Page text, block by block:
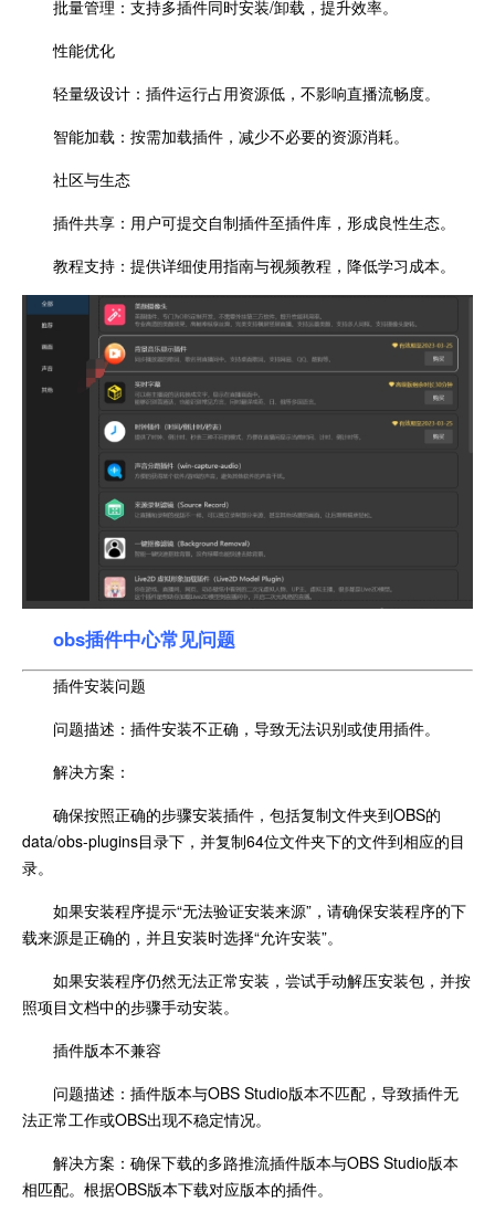
批量管理：支持多插件同时安装/卸载，提升效率。
性能优化
轻量级设计：插件运行占用资源低，不影响直播流畅度。
智能加载：按需加载插件，减少不必要的资源消耗。
社区与生态
插件共享：用户可提交自制插件至插件库，形成良性生态。
教程支持：提供详细使用指南与视频教程，降低学习成本。
obs插件中心常见问题
插件安装问题
问题描述：插件安装不正确，导致无法识别或使用插件。
解决方案：
确保按照正确的步骤安装插件，包括复制文件夹到OBS的
data/obs-plugins目录下，并复制64位文件夹下的文件到相应的目
录。
如果安装程序提示“无法验证安装来源”，请确保安装程序的下
载来源是正确的，并且安装时选择“允许安装”。
如果安装程序仍然无法正常安装，尝试手动解压安装包，并按
照项目文档中的步骤手动安装。
插件版本不兼容
问题描述：插件版本与OBS Studio版本不匹配，导致插件无
法正常工作或OBS出现不稳定情况。
解决方案：确保下载的多路推流插件版本与OBS Studio版本
相匹配。根据OBS版本下载对应版本的插件。